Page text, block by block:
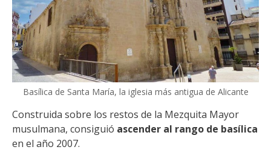
Basílica de Santa María, la iglesia más antigua de Alicante
Construida sobre los restos de la Mezquita Mayor
musulmana, consiguió ascender al rango de basílica
en el año 2007.